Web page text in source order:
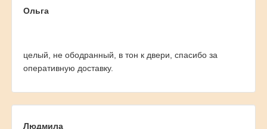
Ольга
целый, не ободранный, в тон к двери, спасибо за
оперативную доставку.
Людмила